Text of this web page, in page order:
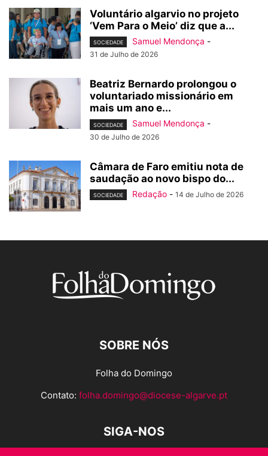
Voluntário algarvio no projeto
‘Vem Para o Meio’ diz que a...
SOCIEDADE Samuel Mendonça -
31 de Julho de 2026
Beatriz Bernardo prolongou o
voluntariado missionário em
mais um ano e...
SOCIEDADE Samuel Mendonça -
30 de Julho de 2026
Câmara de Faro emitiu nota de
saudação ao novo bispo do...
SOCIEDADE Redação - 14 de Julho de 2026
SOBRE NÓS
Folha do Domingo
Contato: folha.domingo@diocese-algarve.pt
SIGA-NOS